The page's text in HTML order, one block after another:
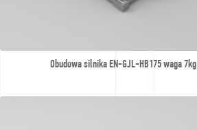
Obudowa silnika EN-GJL-HB175 waga 7kg